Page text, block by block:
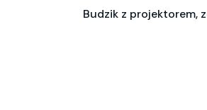
Budzik z projektorem,